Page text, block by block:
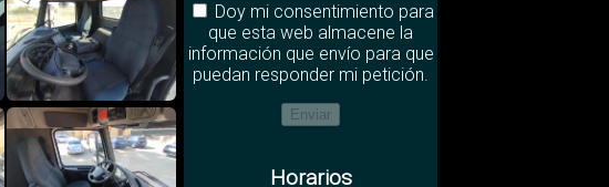
Doy mi consentimiento para
que esta web almacene la
información que envío para que
puedan responder mi petición.
Horarios